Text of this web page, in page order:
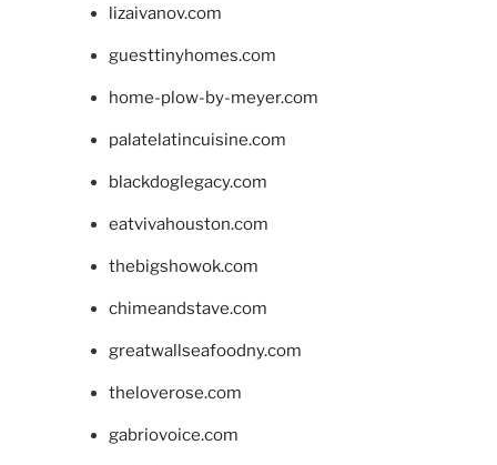
lizaivanov.com
guesttinyhomes.com
home-plow-by-meyer.com
palatelatincuisine.com
blackdoglegacy.com
eatvivahouston.com
thebigshowok.com
chimeandstave.com
greatwallseafoodny.com
theloverose.com
gabriovoice.com